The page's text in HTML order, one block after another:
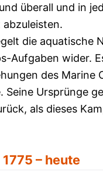
überall und in
die aquatische
Aufgaben wider.
des Marine
Seine Ursprünge
als dieses
1775 – heute